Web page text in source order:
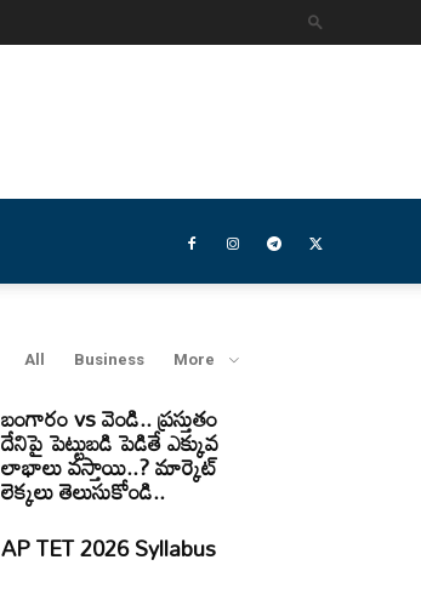
All Business More
బంగారం vs వెండి.. ప్రస్తుతం
దేనిపై పెట్టుబడి పెడితే ఎక్కువ
లాభాలు వస్తాయి..? మార్కెట్
లెక్కలు తెలుసుకోండి..
AP TET 2026 Syllabus